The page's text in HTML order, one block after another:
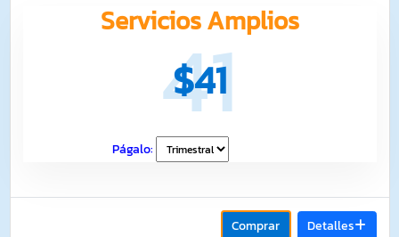
Servicios Amplios
41
$41
Págalo:
Comprar Detalles